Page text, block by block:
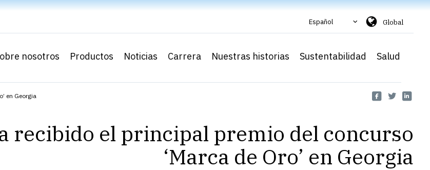
Español Global
nosotros Productos Noticias Carrera Nuestras historias Sustentabilidad Salud
en Georgia
recibido el principal premio del concurso
‘Marca de Oro’ en Georgia